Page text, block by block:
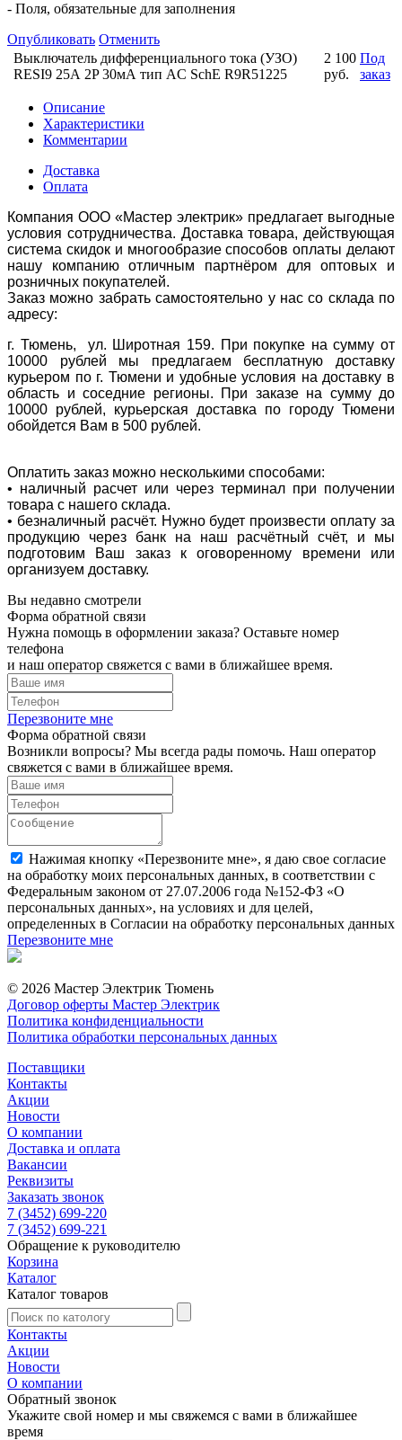
- Поля, обязательные для заполнения
Опубликовать Отменить
Выключатель дифференциального тока (УЗО)
RESI9 25А 2P 30мА тип AC SchE R9R51225
2 100
руб.
Под
заказ
Описание
Характеристики
Комментарии
Доставка
Оплата
Компания ООО «Мастер электрик» предлагает выгодные
условия сотрудничества. Доставка товара, действующая
система скидок и многообразие способов оплаты делают
нашу компанию отличным партнёром для оптовых и
розничных покупателей.
Заказ можно забрать самостоятельно у нас со склада по
адресу:
г. Тюмень, ул. Широтная 159. При покупке на сумму от
10000 рублей мы предлагаем бесплатную доставку
курьером по г. Тюмени и удобные условия на доставку в
область и соседние регионы. При заказе на сумму до
10000 рублей, курьерская доставка по городу Тюмени
обойдется Вам в 500 рублей.
Оплатить заказ можно несколькими способами:
• наличный расчет или через терминал при получении
товара с нашего склада.
• безналичный расчёт. Нужно будет произвести оплату за
продукцию через банк на наш расчётный счёт, и мы
подготовим Ваш заказ к оговоренному времени или
организуем доставку.
Вы недавно смотрели
Форма обратной связи
Нужна помощь в оформлении заказа? Оставьте номер
телефона
и наш оператор свяжется с вами в ближайшее время.
Перезвоните мне
Форма обратной связи
Возникли вопросы? Мы всегда рады помочь. Наш оператор
свяжется с вами в ближайшее время.
Нажимая кнопку «Перезвоните мне», я даю свое согласие
на обработку моих персональных данных, в соответствии с
Федеральным законом от 27.07.2006 года №152-ФЗ «О
персональных данных», на условиях и для целей,
определенных в Согласии на обработку персональных данных
Перезвоните мне
© 2026 Мастер Электрик Тюмень
Договор оферты Мастер Электрик
Политика конфиденциальности
Политика обработки персональных данных
Поставщики
Контакты
Акции
Новости
О компании
Доставка и оплата
Вакансии
Реквизиты
Заказать звонок
7 (3452) 699-220
7 (3452) 699-221
Обращение к руководителю
Корзина
Каталог
Каталог товаров
Контакты
Акции
Новости
О компании
Обратный звонок
Укажите свой номер и мы свяжемся с вами в ближайшее
время